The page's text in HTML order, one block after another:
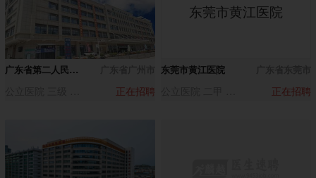
广东省第二人民医院增城医院（广东省水电医院）
公立医院 三级 500-1000人正在招聘
东莞市黄江医院
东莞市黄江医院
公立医院 二甲 500-1000人正在招聘